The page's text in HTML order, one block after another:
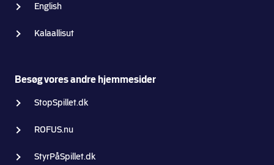
English
Kalaallisut
Besøg vores andre hjemmesider
StopSpillet.dk
ROFUS.nu
StyrPåSpillet.dk